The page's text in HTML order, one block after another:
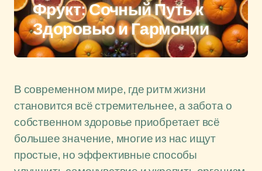
Фрукт: Сочный Путь к
Здоровью и Гармонии
В современном мире, где ритм жизни
становится всё стремительнее, а забота о
собственном здоровье приобретает всё
большее значение, многие из нас ищут
простые, но эффективные способы